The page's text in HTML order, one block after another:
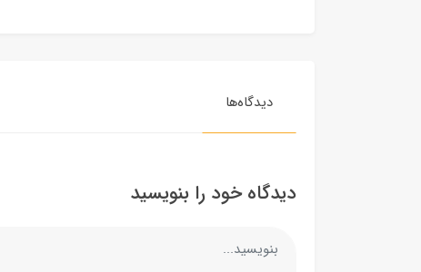
دیدگاه‌ها
دیدگاه خود را بنویسید